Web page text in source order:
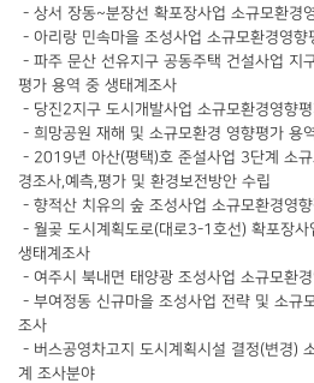
- 상서 장동~분장선 확포장사업 소규모환경
- 아리랑 민속마을 조성사업 소규모환경영
- 파주 문산 선유지구 공동주택 건설사업 지
평가 용역 중 생태계조사
- 당진2지구 도시개발사업 소규모환경영향
- 희망공원 재해 및 소규모환경 영향평가 용
- 2019년 아산(평택)호 준설사업 3단계 소
경조사,예측,평가 및 환경보전방안 수립
- 향적산 치유의 숲 조성사업 소규모환경영
- 월곶 도시계획도로(대로3-1호선) 확포장사
생태계조사
- 여주시 북내면 태양광 조성사업 소규모환
- 부여정동 신규마을 조성사업 전략 및 소규
조사
- 버스공영차고지 도시계획시설 결정(변경)
계 조사분야